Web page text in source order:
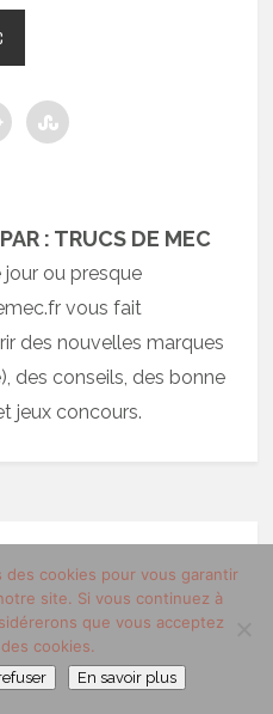
: TRUCS DE MEC
jour ou presque
vous fait
des nouvelles marques
des conseils, des bonne
jeux concours.
DE VOTRE VISAGE AU
cookies pour vous garantir
site. Si vous continuez à
que vous acceptez
cookies.
En savoir plus